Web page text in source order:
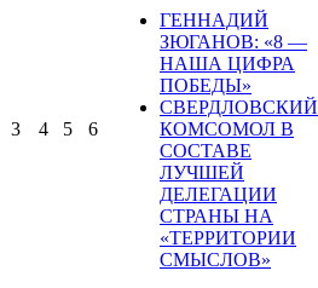
3 4 5 6
ГЕННАДИЙ
ЗЮГАНОВ: «8 —
НАША ЦИФРА
ПОБЕДЫ»
СВЕРДЛОВСКИЙ
КОМСОМОЛ В
СОСТАВЕ
ЛУЧШЕЙ
ДЕЛЕГАЦИИ
СТРАНЫ НА
«ТЕРРИТОРИИ
СМЫСЛОВ»